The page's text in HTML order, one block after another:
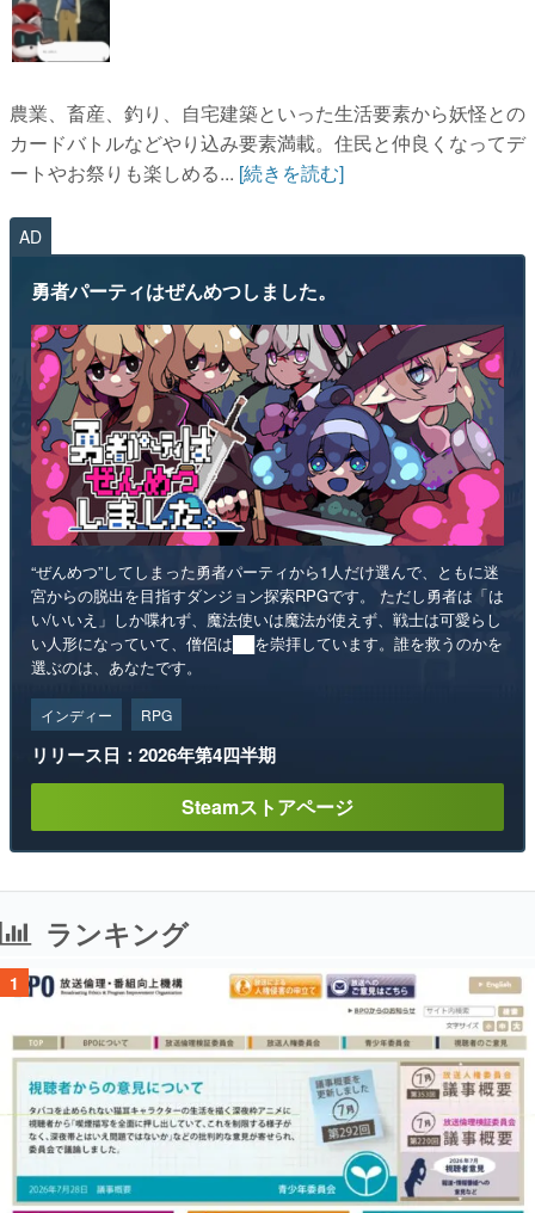
農業、畜産、釣り、自宅建築といった生活要素から妖怪との
カードバトルなどやり込み要素満載。住民と仲良くなってデ
AD
“ぜんめつ”してしまった勇者パーティから1人だけ選んで、ともに迷
宮からの脱出を目指すダンジョン探索RPGです。 ただし勇者は「は
い/いいえ」しか喋れず、魔法使いは魔法が使えず、戦士は可愛らし
選ぶのは、あなたです。
インディー RPG
リリース日：2026年第4四半期
ランキング
1
「タバコを止められない猫耳キャラを描く深夜枠アニメ」に視聴者の一部